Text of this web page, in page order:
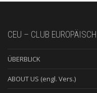
CEU – CLUB
ÜBERBLICK
ABOUT US (engl. Vers.)